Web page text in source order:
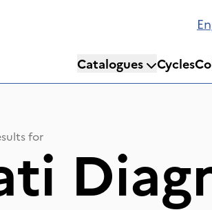
Catalogues Cycles
for